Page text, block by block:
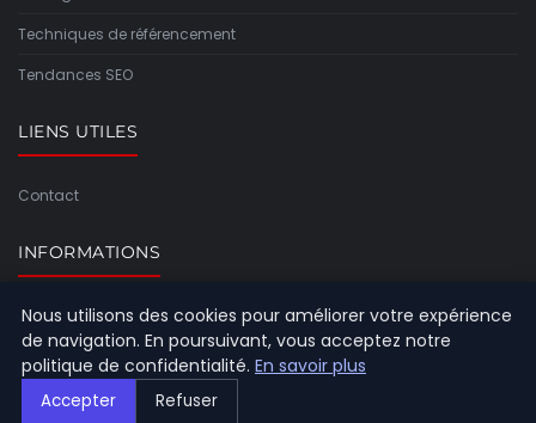
Techniques de référencement
Tendances SEO
LIENS UTILES
Contact
INFORMATIONS
Plan du site
© 2026 Referencement Europeen. Tous droits réservés.
Nous utilisons des cookies pour améliorer votre expérience
de navigation. En poursuivant, vous acceptez notre
politique de confidentialité. En savoir plus
Accepter Refuser